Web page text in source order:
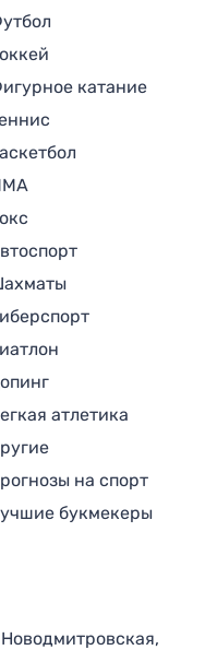
катание
атлетика
на спорт
букмекеры